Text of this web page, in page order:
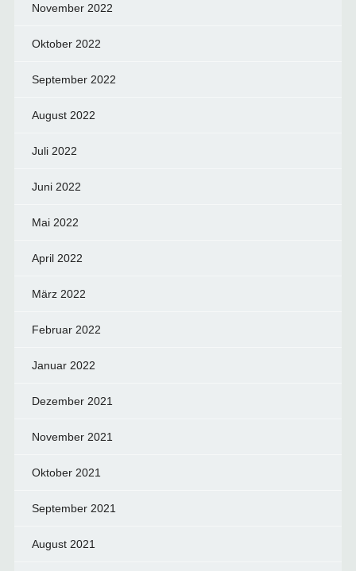
November 2022
Oktober 2022
September 2022
August 2022
Juli 2022
Juni 2022
Mai 2022
April 2022
März 2022
Februar 2022
Januar 2022
Dezember 2021
November 2021
Oktober 2021
September 2021
August 2021